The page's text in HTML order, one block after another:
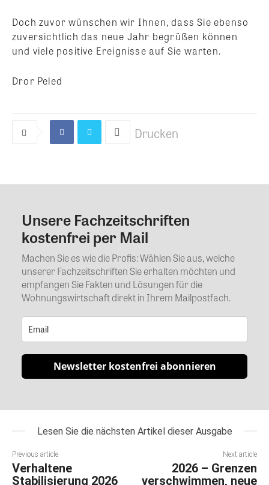
Doch zuvor wünschen wir Ihnen, dass Sie ebenso
zuversichtlich das neue Jahr begrüßen können
und viele positive Ereignisse auf Sie warten.
Dror Peled
Drucken
Kommentar
Unsere Fachzeitschriften
kostenfrei per Mail
Machen Sie es wie die Profis: Wählen Sie aus, welche
unserer Fachzeitschriften Sie erhalten möchten und
empfangen Sie Fakten und Lösungen für die
Wohnungswirtschaft direkt in Ihrem Mailpostfach.
Newsletter kostenfrei abonnieren
Lesen Sie die nächsten Artikel dieser Ausgabe
Previous article
Verhaltene
Stabilisierung 2026
Next article
2026 – Grenzen
verschwimmen, neue